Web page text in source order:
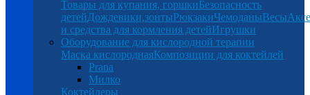
Товары для купания, горшкиБезопасность
детейДождевики,зонтыРюкзакиЧемоданыВесы
и средства для кормления детейИгрушки
Оборудование для кислородной терапии
Маска кислороднаяКомпозиции для коктейлей
Prana
Милко
Коктейлеры